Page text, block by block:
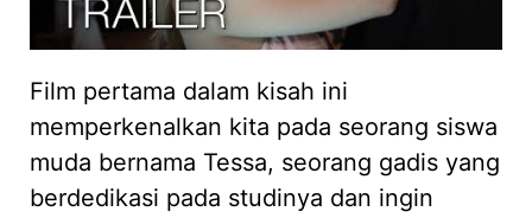
Film pertama dalam kisah ini
memperkenalkan kita pada seorang siswa
muda bernama Tessa, seorang gadis yang
berdedikasi pada studinya dan ingin